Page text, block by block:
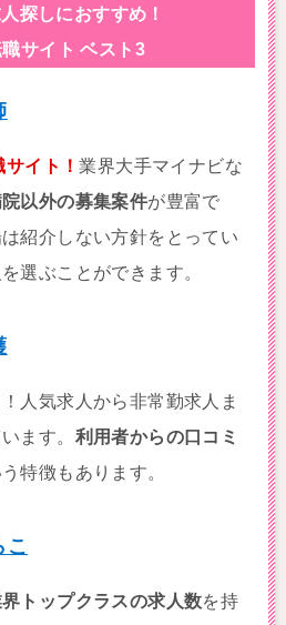
探しにおすすめ！
サイト ベスト3
サイト！業界大手マイナビな
以外の募集案件が豊富で
紹介しない方針をとってい
選ぶことができます。
人気求人から非常勤求人ま
ます。 利用者からの口コミ
特徴もあります。
こ
トップクラスの求人数を持